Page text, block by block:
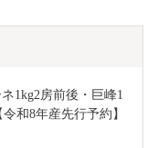
1kg2房前後・巨峰1
和8年産先行予約】